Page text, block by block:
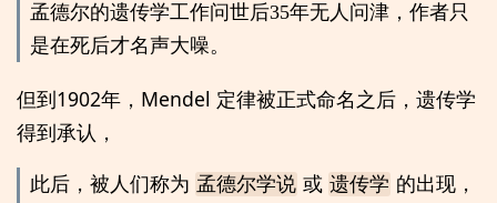
孟德尔的遗传学工作问世后35年无人问津，作者只
是在死后才名声大噪。
但到1902年，Mendel 定律被正式命名之后，遗传学
得到承认，
此后，被人们称为 孟德尔学说 或 遗传学 的出现，